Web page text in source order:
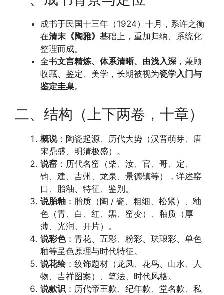
成书于民国十三年（1924）十月，系许之衡
在清末《陶雅》 基础上，重加归纳、系统化
整理而成。
全书文言精炼、体系清晰、由浅入深 ，兼顾
收藏、鉴定、美学，长期被视为瓷学入门与
鉴定圭臬。
二、结构（上下两卷，十章）
概说：陶瓷起源、历代大势（汉晋萌芽、唐
宋鼎盛、明清极盛）。
说窑 ：历代名窑（柴、汝、官、哥、定、
钧、建、吉州、龙泉、景德镇等），详述窑
口、胎釉、特征、鉴别。
说胎釉 ：胎质（陶 / 瓷、粗细、松紧）、釉
色（青、白、红、黑、窑变）、釉质（厚
薄、光润、开片）。
说彩色：青花、五彩、粉彩、珐琅彩、单色
釉等呈色原理与时代特征。
说花绘：纹饰题材（龙凤、花鸟、山水、人
物、吉祥图案）、笔法、时代风格。
说款识 ：历代帝王款、纪年款、堂名款、私